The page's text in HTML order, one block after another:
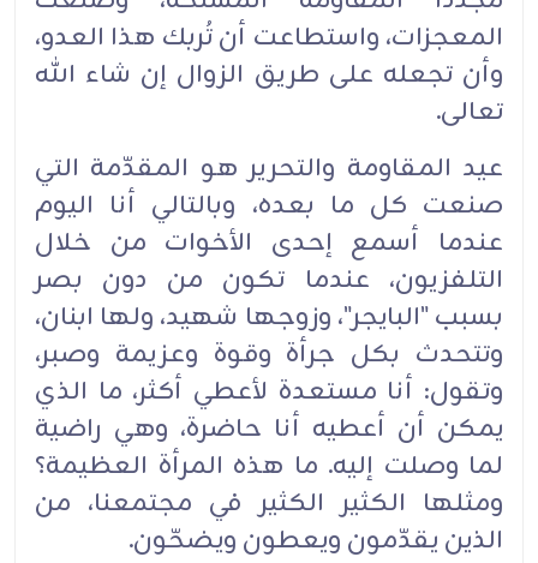
المعجزات، واستطاعت أن تُربك هذا العدو،
وأن تجعله ‏على طريق الزوال إن شاء الله
تعالى.‏
عيد المقاومة والتحرير هو المقدّمة التي
صنعت كل ما بعده، وبالتالي أنا اليوم
عندما أسمع إحدى الأخوات ‏من خلال
التلفزيون، عندما تكون من دون بصر
بسبب "البايجر"، وزوجها شهيد، ولها ابنان،
وتتحدث بكل ‏جرأة وقوة وعزيمة وصبر،
وتقول: أنا مستعدة لأعطي أكثر، ما الذي
يمكن أن أعطيه أنا حاضرة، وهي ‏راضية
لما وصلت إليه. ما هذه المرأة العظيمة؟
ومثلها الكثير الكثير في مجتمعنا، من
الذين يقدّمون ويعطون ‏ويضحّون.‏